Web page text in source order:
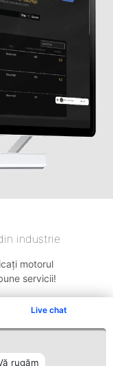
Live chat
rugăm
industrie
motorul
servicii!